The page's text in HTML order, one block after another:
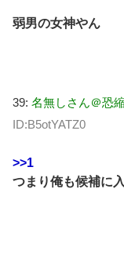
弱男の女神やん
39: 名無しさん＠恐
ID:B5otYATZ0
>>1
つまり俺も候補に